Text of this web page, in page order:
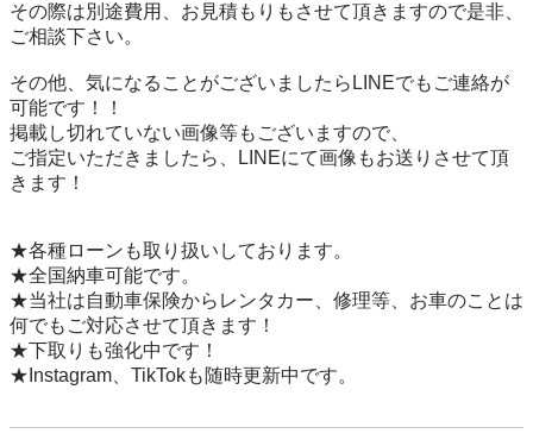
その際は別途費用、お見積もりもさせて頂きますので是非、
ご相談下さい。
その他、気になることがございましたらLINEでもご連絡が
可能です！！
掲載し切れていない画像等もございますので、
ご指定いただきましたら、LINEにて画像もお送りさせて頂
きます！
★各種ローンも取り扱いしております。
★全国納車可能です。
★当社は自動車保険からレンタカー、修理等、お車のことは
何でもご対応させて頂きます！
★下取りも強化中です！
★Instagram、TikTokも随時更新中です。